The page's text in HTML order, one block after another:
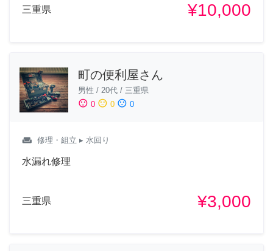
三重県 ¥10,000
町の便利屋さん
男性 / 20代 / 三重県
sentiment_satisfied 0 sentiment_neutral 0 sentiment_dissatisfied 0
weekend 修理・組立 ▸ 水回り
水漏れ修理
三重県 ¥3,000